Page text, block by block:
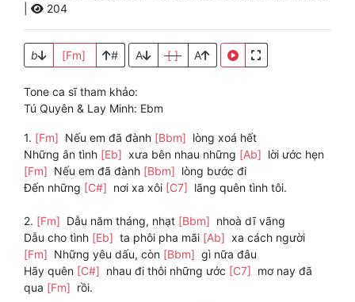
204
b [Fm] # A [ ] A
Tone ca sĩ tham khảo:
Tú Quyên & Lay Minh: Ebm
1. [Fm] Nếu em đã đành [Bbm] lòng xoá hết
Những ân tình [Eb] xưa bên nhau những [Ab] lời ước hẹn
[Fm] Nếu em đã đành [Bbm] lòng bước đi
Đến những [C#] nơi xa xôi [C7] lãng quên tình tôi.
2. [Fm] Dẫu năm tháng, nhạt [Bbm] nhoà dĩ vãng
Dẫu cho tình [Eb] ta phôi pha mãi [Ab] xa cách người
[Fm] Những yêu dấu, còn [Bbm] gì nữa đâu
Hãy quên [C#] nhau đi thôi những ước [C7] mơ nay đã
qua [Fm] rồi.